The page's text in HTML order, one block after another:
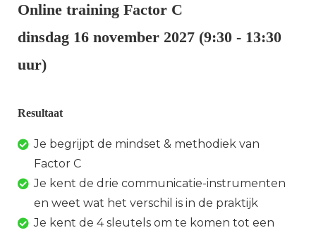
Online training Factor C
dinsdag 16 november 2027 (9:30 - 13:30
uur)
Resultaat
Je begrijpt de mindset & methodiek van
Factor C
Je kent de drie communicatie-instrumenten
en weet wat het verschil is in de praktijk
Je kent de 4 sleutels om te komen tot een